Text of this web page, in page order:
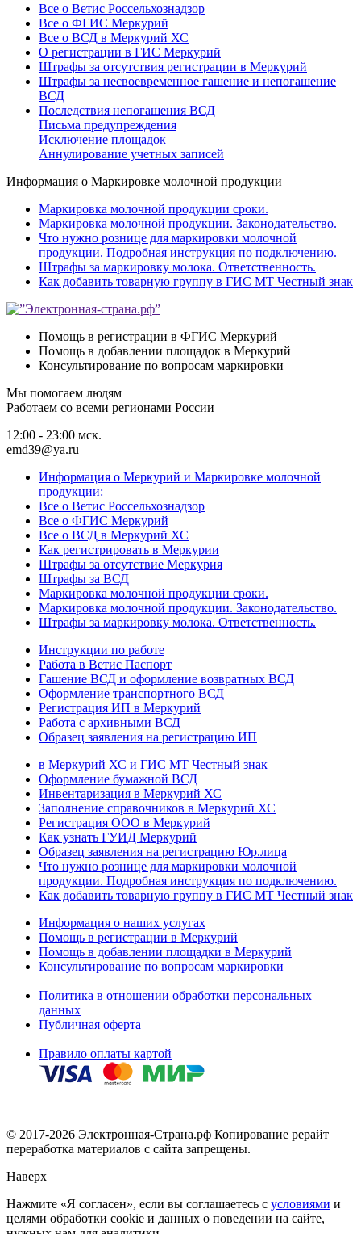
Все о Ветис Россельхознадзор
Все о ФГИС Меркурий
Все о ВСД в Меркурий ХС
О регистрации в ГИС Меркурий
Штрафы за отсутствия регистрации в Меркурий
Штрафы за несвоевременное гашение и непогашение
ВСД
Последствия непогашения ВСД
Письма предупреждения
Исключение площадок
Аннулирование учетных записей
Информация о Маркировке молочной продукции
Маркировка молочной продукции сроки.
Маркировка молочной продукции. Законодательство.
Что нужно рознице для маркировки молочной
продукции. Подробная инструкция по подключению.
Штрафы за маркировку молока. Ответственность.
Как добавить товарную группу в ГИС МТ Честный знак
Помощь в регистрации в ФГИС Меркурий
Помощь в добавлении площадок в Меркурий
Консультирование по вопросам маркировки
Мы помогаем людям
Работаем со всеми регионами России
12:00 - 23:00 мск.
emd39@ya.ru
Информация о Меркурий и Маркировке молочной
продукции:
Все о Ветис Россельхознадзор
Все о ФГИС Меркурий
Все о ВСД в Меркурий ХС
Как регистрировать в Меркурии
Штрафы за отсутствие Меркурия
Штрафы за ВСД
Маркировка молочной продукции сроки.
Маркировка молочной продукции. Законодательство.
Штрафы за маркировку молока. Ответственность.
Инструкции по работе
Работа в Ветис Паспорт
Гашение ВСД и оформление возвратных ВСД
Оформление транспортного ВСД
Регистрация ИП в Меркурий
Работа с архивными ВСД
Образец заявления на регистрацию ИП
в Меркурий ХС и ГИС МТ Честный знак
Оформление бумажной ВСД
Инвентаризация в Меркурий ХС
Заполнение справочников в Меркурий ХС
Регистрация ООО в Меркурий
Как узнать ГУИД Меркурий
Образец заявления на регистрацию Юр.лица
Что нужно рознице для маркировки молочной
продукции. Подробная инструкция по подключению.
Как добавить товарную группу в ГИС МТ Честный знак
Информация о наших услугах
Помощь в регистрации в Меркурий
Помощь в добавлении площадки в Меркурий
Консультирование по вопросам маркировки
Политика в отношении обработки персональных
данных
Публичная оферта
Правило оплаты картой
© 2017-2026 Электронная-Страна.рф Копирование рерайт
переработка материалов с сайта запрещены.
Наверх
Нажмите «Я согласен», если вы соглашаетесь с условиями и
целями обработки cookie и данных о поведении на сайте,